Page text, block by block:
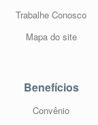
Trabalhe Conosco
Mapa do site
Benefícios
Convênio